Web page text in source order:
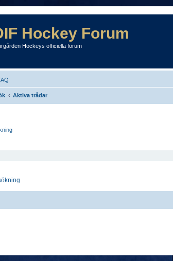
Hockey Forum
Hockeys officiella forum
Aktiva trådar